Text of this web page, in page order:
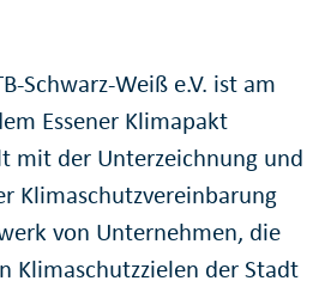
Schwarz-Weiß e.V. ist am
Essener Klimapakt
mit der Unterzeichnung und
Klimaschutzvereinbarung
von Unternehmen, die
Klimaschutzzielen der Stadt